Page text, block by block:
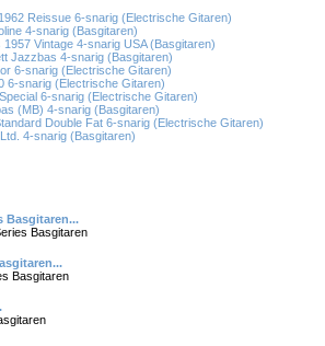
Reissue 6-snarig (Electrische Gitaren)
4-snarig (Basgitaren)
Vintage 4-snarig USA (Basgitaren)
Jazzbas 4-snarig (Basgitaren)
6-snarig (Electrische Gitaren)
6-snarig (Electrische Gitaren)
6-snarig (Electrische Gitaren)
(MB) 4-snarig (Basgitaren)
Double Fat 6-snarig (Electrische Gitaren)
4-snarig (Basgitaren)
Basgitaren...
Basgitaren
Basgitaren